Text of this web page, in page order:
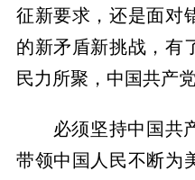
征新要求，还是面对
的新矛盾新挑战，有
民力所聚，中国共产
必须坚持中国共
带领中国人民不断为